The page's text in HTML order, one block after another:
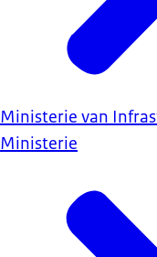
Ministerie van
Ministerie